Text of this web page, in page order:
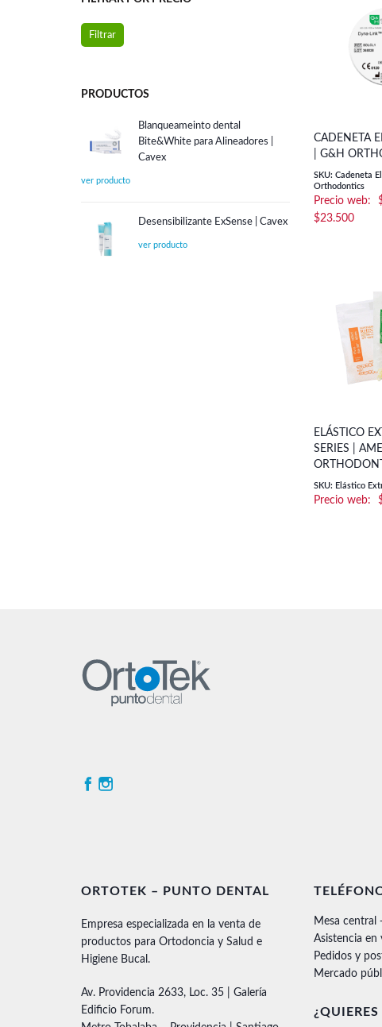
CADENETA
| G&H
SKU: Cadeneta
Orthodontics
$23.500Rango
ELÁSTICO
SERIES |
SKU: Elástico
Precio
Precio
Filtrar
PRODUCTOS
Blanqueameinto dental
Bite&White para Alineadores |
Cavex
Desensibilizante ExSense | Cavex
ORTOTEK – PUNTO DENTAL
Empresa especializada en la venta de
productos para Ortodoncia y Salud e
Higiene Bucal.
Av. Providencia 2633, Loc. 35 | Galería
Edificio Forum.
Mesa central
Asistencia
Pedidos y
Mercado